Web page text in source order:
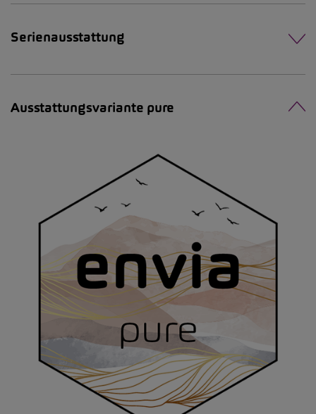
Serienausstattung
Ausstattungsvariante pure